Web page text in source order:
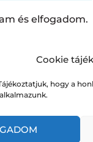
Cookie
hogy a
és elfogadom.